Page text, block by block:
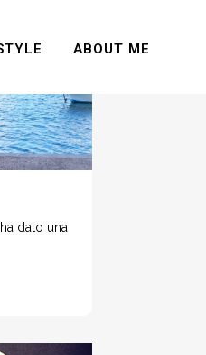
ABOUT ME
dato una